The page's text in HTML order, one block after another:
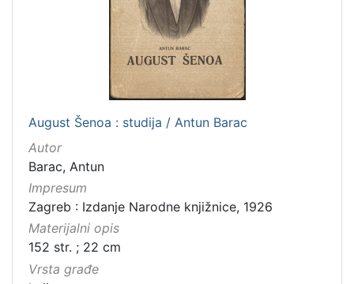
August Šenoa : studija / Antun Barac
Autor
Barac, Antun
Impresum
Zagreb : Izdanje Narodne knjižnice, 1926
Materijalni opis
152 str. ; 22 cm
Vrsta građe